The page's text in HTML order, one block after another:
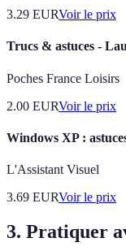
3.29 EURVoir le prix
Trucs & astuces -
Poches France Loisirs
2.00 EURVoir le prix
Windows XP :
L'Assistant Visuel
3.69 EURVoir le prix
3. Pratiquer